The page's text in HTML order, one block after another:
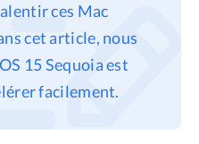
ces Mac
cet article, nous
15 Sequoia est
facilement.